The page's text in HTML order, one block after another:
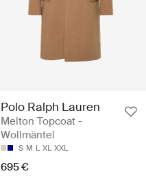
Polo Ralph Lauren
Melton Topcoat -
Wollmäntel
S M L XL XXL
695 €